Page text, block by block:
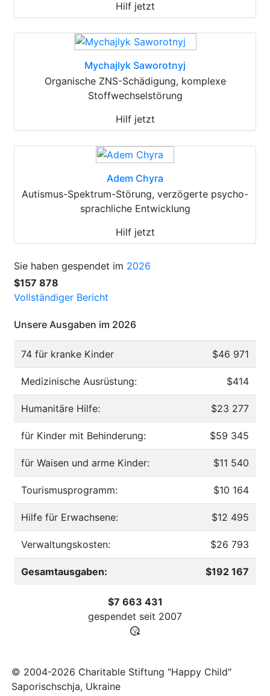
Hilf jetzt
Mychajlyk Saworotnyj
Organische ZNS-Schädigung, komplexe
Stoffwechselstörung
Hilf jetzt
Adem Chyra
Autismus-Spektrum-Störung, verzögerte psycho-
sprachliche Entwicklung
Hilf jetzt
Sie haben gespendet im 2026
$157 878
Vollständiger Bericht
Unsere Ausgaben im 2026
74 für kranke Kinder $46 971
Medizinische Ausrüstung: $414
Humanitäre Hilfe: $23 277
für Kinder mit Behinderung: $59 345
für Waisen und arme Kinder: $11 540
Tourismusprogramm: $10 164
Hilfe für Erwachsene: $12 495
Verwaltungskosten: $26 793
Gesamtausgaben: $192 167
$7 663 431
gespendet seit 2007
© 2004-2026 Charitable Stiftung "Happy Child"
Saporischschja, Ukraine